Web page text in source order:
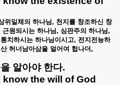
위일체의 하나님 , 천지를 창조하신 창
근원되시는 하나님 , 심판주의 하나님 ,
통치하시는 하나님이시고, 전지전능하
허너남아삼울 얼어여 헙나더 ,
알아야 한다.
know the will of God